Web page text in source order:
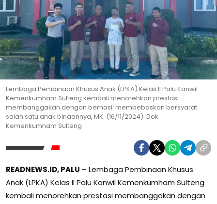
Lembaga Pembinaan Khusus Anak (LPKA) Kelas II Palu Kanwil
Kemenkumham Sulteng kembali menorehkan prestasi
membanggakan dengan berhasil membebaskan bersyarat
salah satu anak binaannya, MK. (16/11/2024). Dok.
Kemenkumham Sulteng
READNEWS.ID, PALU – Lembaga Pembinaan Khusus
Anak (LPKA) Kelas II Palu Kanwil Kemenkumham Sulteng
kembali menorehkan prestasi membanggakan dengan